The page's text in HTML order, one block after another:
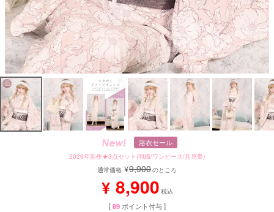
浴衣セール
2026年新作★3点セット(羽織/ワンピース/兵児帯)
通常価格 ¥9,900のところ
¥ 8,900 税込
[ 89 ポイント付与 ]